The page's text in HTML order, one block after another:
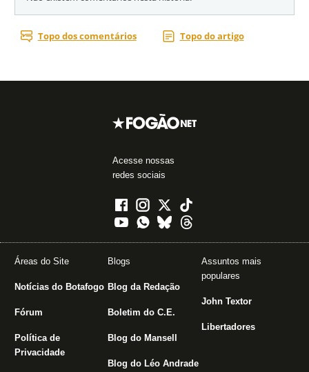
Acesse nossas
redes sociais
Áreas do Site
Notícias do Botafogo
Fórum
Política de
Privacidade
Blogs
Blog da Redação
Boletim do C.E.
Blog do Mansell
Blog do Léo Andrade
Assuntos mais
populares
John Textor
Libertadores